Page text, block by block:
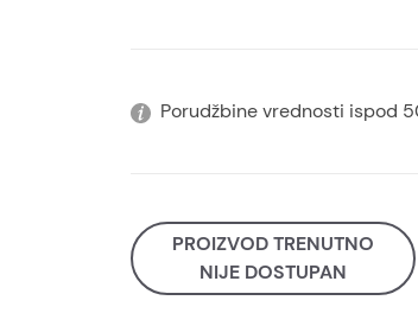
Porudžbine vrednosti ispod
PROIZVOD TRENUTNO
NIJE DOSTUPAN